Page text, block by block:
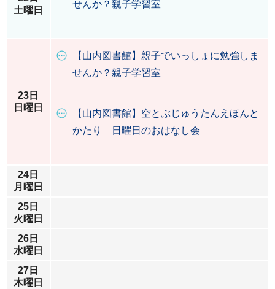
土曜日
せんか？親子学習室
23日
日曜日
【山内図書館】親子でいっしょに勉強しま
せんか？親子学習室
【山内図書館】空とぶじゅうたんえほんと
かたり 日曜日のおはなし会
24日
月曜日
25日
火曜日
26日
水曜日
27日
木曜日